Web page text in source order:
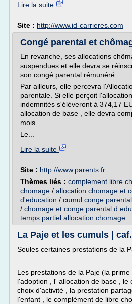
Lire la suite
Site : http://www.id-carrieres.com
Congé parental et
En revanche, ses allocations
suspendues et elle devra se
son congé parental rémunéré.
Par ailleurs, elle percevra
parentale. Si elle perçoit
indemnités s'élèveront à 374,17
allocation de base , elle devra
mois.
Le...
Lire la suite
Site : http://www.parents.fr
Thèmes liés : complement libre
chomage / allocation chomage et
d'education / cumul conge
/ chomage et conge parental d
temps partiel allocation chomage
La Paje et les cumuls |
Seules certaines prestations de la
Les prestations de la Paje (la
l'adoption , l' allocation de base , le
choix d'activité , la prestation
l'enfant , le complément de libre